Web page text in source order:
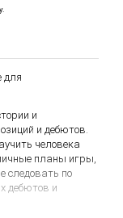
для
и
и дебютов.
человека
планы игры,
следовать по
дебютов и